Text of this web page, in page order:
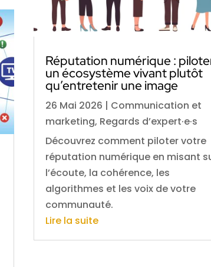
Réputation numérique :
un écosystème vivant plutôt
qu’entretenir une image
26 Mai 2026 | Communication et
marketing, Regards d’expert·e·s
Découvrez comment piloter votre
réputation numérique en misant
l’écoute, la cohérence, les
algorithmes et les voix de votre
communauté.
Lire la suite